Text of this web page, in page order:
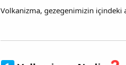
Volkanizma, gezegenimizin içindeki